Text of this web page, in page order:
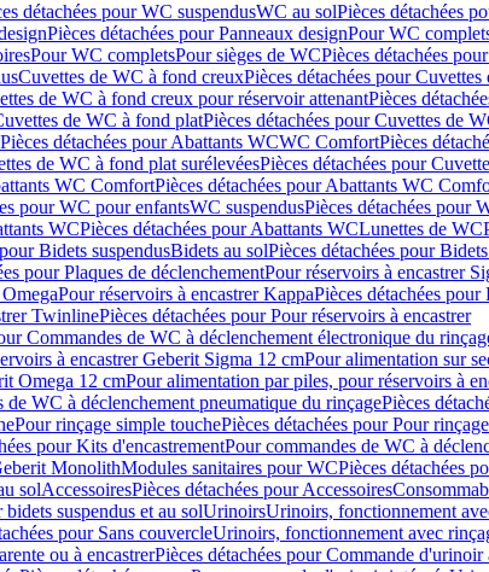
détachées pour WC suspendusWC au solPièces détachées
Pièces détachées pour Panneaux designPour WC
Pour WC completsPour sièges de WCPièces détachées
Cuvettes de WC à fond creuxPièces détachées pour
de WC à fond creux pour réservoir attenantPièces
de WC à fond platPièces détachées pour Cuvettes de
Pièces détachées pour Abattants WCWC ComfortPièces
de WC à fond plat surélevéesPièces détachées pour
WC ComfortPièces détachées pour Abattants WC
pour WC pour enfantsWC suspendusPièces détachées pour
WCPièces détachées pour Abattants WCLunettes de WC
Bidets suspendusBidets au solPièces détachées pour
pour Plaques de déclenchementPour réservoirs à encastrer
Pour réservoirs à encastrer KappaPièces détachées
TwinlinePièces détachées pour Pour réservoirs à encastrer
Commandes de WC à déclenchement électronique du
à encastrer Geberit Sigma 12 cmPour alimentation sur
Omega 12 cmPour alimentation par piles, pour réservoirs à
de WC à déclenchement pneumatique du rinçagePièces
Pour rinçage simple touchePièces détachées pour Pour
pour Kits d'encastrementPour commandes de WC à
MonolithModules sanitaires pour WCPièces détachées
solAccessoiresPièces détachées pour Accessoires
suspendus et au solUrinoirsUrinoirs, fonctionnement
pour Sans couvercleUrinoirs, fonctionnement avec
ou à encastrerPièces détachées pour Commande d'urinoir